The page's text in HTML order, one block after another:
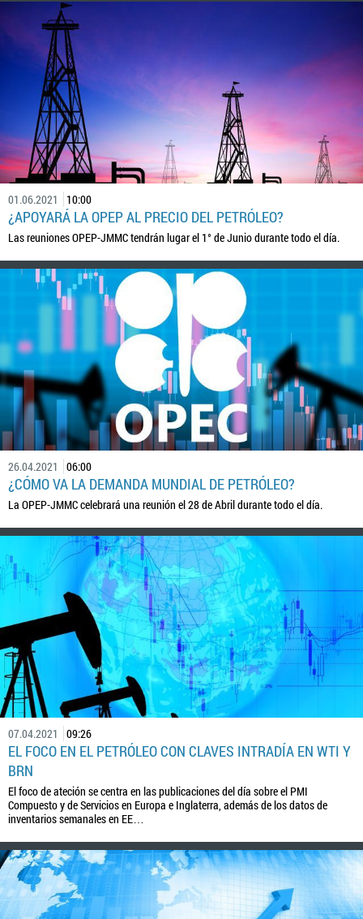
01.06.2021 10:00
¿APOYARÁ LA OPEP AL PRECIO DEL PETRÓLEO?
Las reuniones OPEP-JMMC tendrán lugar el 1° de Junio durante todo el día.
26.04.2021 06:00
¿CÓMO VA LA DEMANDA MUNDIAL DE PETRÓLEO?
La OPEP-JMMC celebrará una reunión el 28 de Abril durante todo el día.
07.04.2021 09:26
EL FOCO EN EL PETRÓLEO CON CLAVES INTRADÍA EN WTI Y
BRN
El foco de ateción se centra en las publicaciones del día sobre el PMI
Compuesto y de Servicios en Europa e Inglaterra, además de los datos de
inventarios semanales en EE…